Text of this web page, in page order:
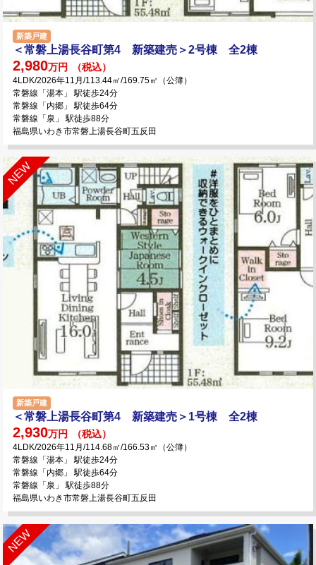
新築戸建
＜常磐上湯長谷町第4 新築建売＞2号棟 全2棟
2,980万円 （税込）
4LDK/2026年11月/113.44㎡/169.75㎡（公簿）
常磐線「湯本」 駅徒歩24分
常磐線「内郷」 駅徒歩64分
常磐線「泉」 駅徒歩88分
福島県いわき市常磐上湯長谷町五反田
新築戸建
＜常磐上湯長谷町第4 新築建売＞1号棟 全2棟
2,930万円 （税込）
4LDK/2026年11月/114.68㎡/166.53㎡（公簿）
常磐線「湯本」 駅徒歩24分
常磐線「内郷」 駅徒歩64分
常磐線「泉」 駅徒歩88分
福島県いわき市常磐上湯長谷町五反田